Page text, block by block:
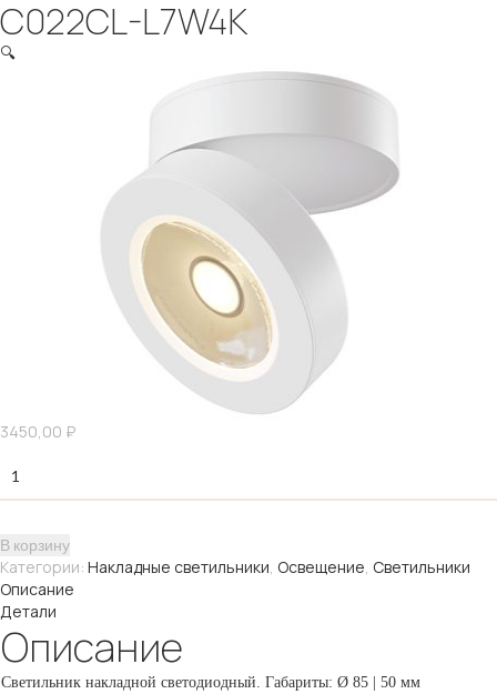
C022CL-L7W4K
🔍
3450,00 ₽
C022CL-
В корзину
Категории: Накладные светильники, Освещение, Светильники
Описание
Детали
Описание
Светильник накладной светодиодный. Габариты: Ø 85 | 50 мм